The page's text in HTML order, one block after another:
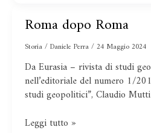
Roma dopo Roma
Storia/Daniele Perra/24 Maggio 2024
Da Eurasia – rivista di studi
nell’editoriale del numero 1/
studi geopolitici”, Claudio Mutti
Roma
Roma
Leggi tutto »